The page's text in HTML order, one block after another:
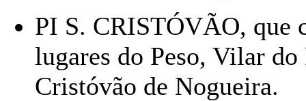
PI S. CRISTÓVÃO, que
lugares do Peso, Vilar
Cristóvão de Nogueira.